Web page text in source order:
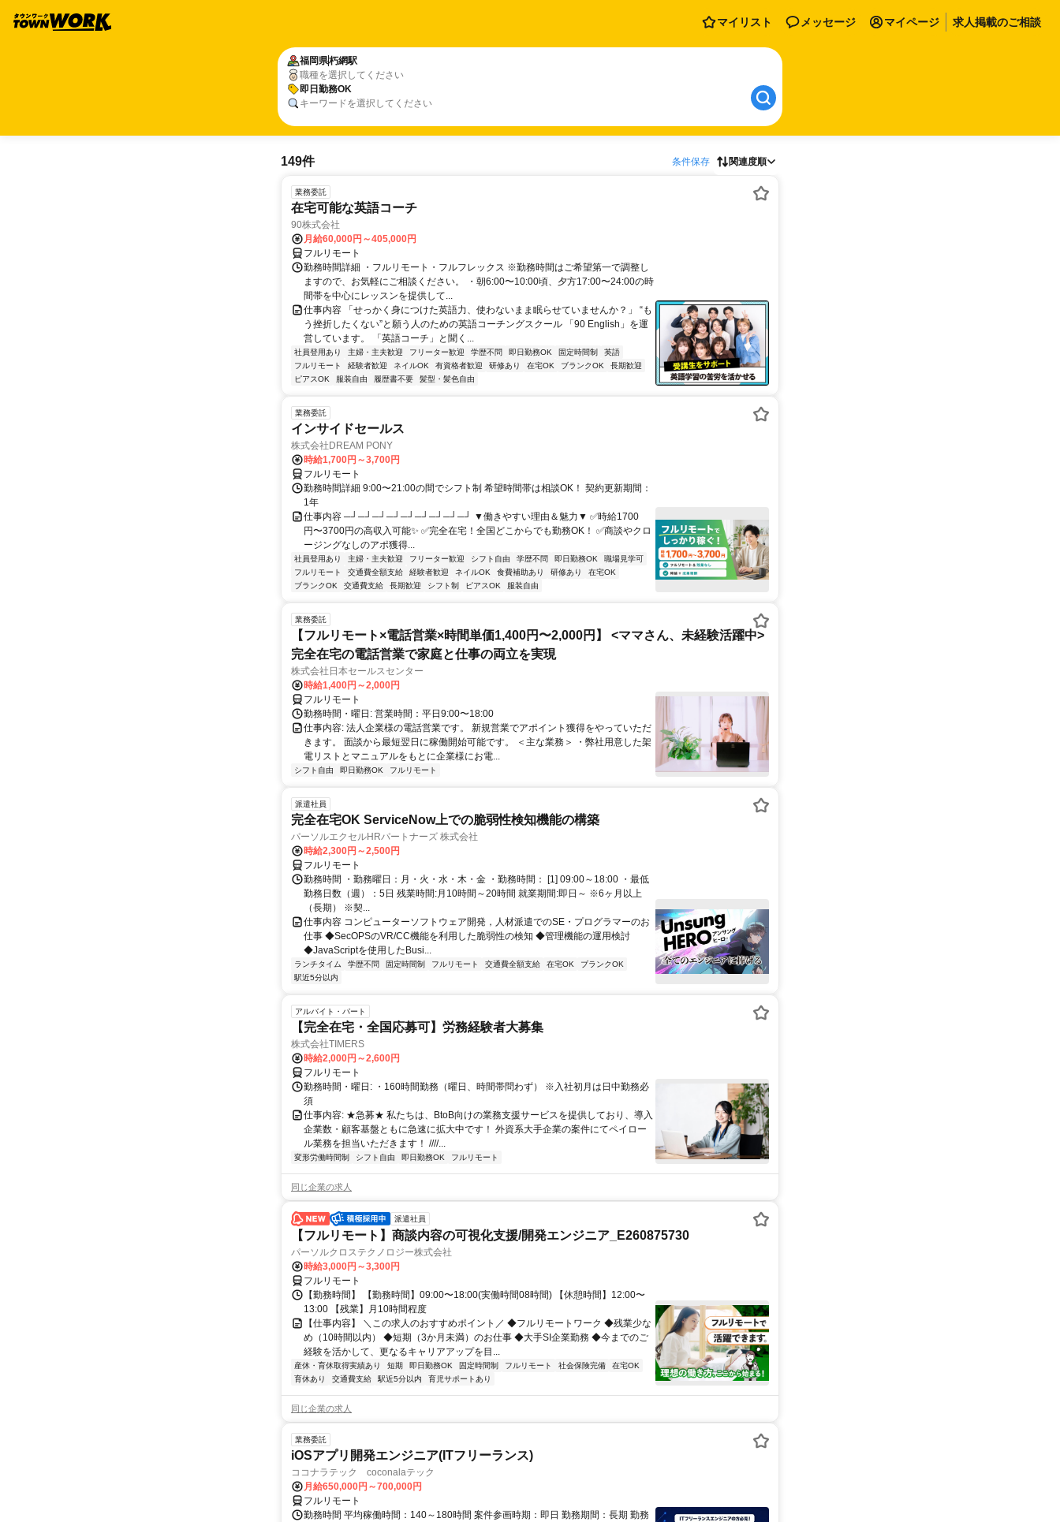
マイリスト メッセージ マイページ 求人掲載のご相談
福岡県朽網駅
職種を選択してください
即日勤務OK
キーワードを選択してください
149件 条件保存 関連度順
業務委託
在宅可能な英語コーチ
90株式会社
月給60,000円～405,000円
フルリモート
勤務時間詳細 ・フルリモート・フルフレックス ※勤務時間はご希望第一で調整し
ますので、お気軽にご相談ください。 ・朝6:00〜10:00頃、夕方17:00〜24:00の時
間帯を中心にレッスンを提供して...
仕事内容 「せっかく身につけた英語力、使わないまま眠らせていませんか？」 “も
う挫折したくない”と願う人のための英語コーチングスクール 「90 English」を運
営しています。 「英語コーチ」と聞く...
社員登用あり 主婦・主夫歓迎 フリーター歓迎 学歴不問 即日勤務OK 固定時間制
英語
フルリモート
経験者歓迎 ネイルOK 有資格者歓迎 研修あり 在宅OK ブランクOK
長期歓迎
ピアスOK
服装自由 履歴書不要 髪型・髪色自由
業務委託
インサイドセールス
株式会社DREAM PONY
時給1,700円～3,700円
フルリモート
勤務時間詳細 9:00〜21:00の間でシフト制 希望時間帯は相談OK！ 契約更新期間：
1年
仕事内容 ─┘─┘─┘─┘─┘─┘─┘─┘─┘ ▼働きやすい理由＆魅力▼ ✅時給1700
円〜3700円の高収入可能✨ ✅完全在宅！全国どこからでも勤務OK！ ✅商談やクロ
ージングなしのアポ獲得...
社員登用あり 主婦・主夫歓迎 フリーター歓迎 シフト自由 学歴不問 即日勤務OK
職場見学可
フルリモート
交通費全額支給 経験者歓迎 ネイルOK 食費補助あり 研修あり
在宅OK
ブランクOK
交通費支給 長期歓迎 シフト制 ピアスOK 服装自由
業務委託
【フルリモート×電話営業×時間単価1,400円〜2,000円】 <ママさん、未経験活躍中>
完全在宅の電話営業で家庭と仕事の両立を実現
株式会社日本セールスセンター
時給1,400円～2,000円
フルリモート
勤務時間・曜日: 営業時間：平日9:00〜18:00
仕事内容: 法人企業様の電話営業です。 新規営業でアポイント獲得をやっていただ
きます。 面談から最短翌日に稼働開始可能です。 ＜主な業務＞ ・弊社用意した架
電リストとマニュアルをもとに企業様にお電...
シフト自由 即日勤務OK フルリモート
派遣社員
完全在宅OK ServiceNow上での脆弱性検知機能の構築
パーソルエクセルHRパートナーズ 株式会社
時給2,300円～2,500円
フルリモート
勤務時間 ・勤務曜日：月・火・水・木・金 ・勤務時間： [1] 09:00～18:00 ・最低
勤務日数（週）：5日 残業時間:月10時間～20時間 就業期間:即日～ ※6ヶ月以上
（長期） ※契...
仕事内容 コンピューターソフトウェア開発，人材派遣でのSE・プログラマーのお
仕事 ◆SecOPSのVR/CC機能を利用した脆弱性の検知 ◆管理機能の運用検討
◆JavaScriptを使用したBusi...
ランチタイム 学歴不問 固定時間制 フルリモート 交通費全額支給 在宅OK
ブランクOK
駅近5分以内
アルバイト・パート
【完全在宅・全国応募可】労務経験者大募集
株式会社TIMERS
時給2,000円～2,600円
フルリモート
勤務時間・曜日: ・160時間勤務（曜日、時間帯問わず） ※入社初月は日中勤務必
須
仕事内容: ★急募★ 私たちは、BtoB向けの業務支援サービスを提供しており、導入
企業数・顧客基盤ともに急速に拡大中です！ 外資系大手企業の案件にてペイロー
ル業務を担当いただきます！ ////...
変形労働時間制 シフト自由 即日勤務OK フルリモート
同じ企業の求人
派遣社員
【フルリモート】商談内容の可視化支援/開発エンジニア_E260875730
パーソルクロステクノロジー株式会社
時給3,000円～3,300円
フルリモート
【勤務時間】 【勤務時間】09:00〜18:00(実働時間08時間) 【休憩時間】12:00〜
13:00 【残業】月10時間程度
【仕事内容】 ＼この求人のおすすめポイント／ ◆フルリモートワーク ◆残業少な
め（10時間以内） ◆短期（3か月未満）のお仕事 ◆大手SI企業勤務 ◆今までのご
経験を活かして、更なるキャリアアップを目...
産休・育休取得実績あり 短期 即日勤務OK 固定時間制 フルリモート 社会保険完備
在宅OK
育休あり
交通費支給 駅近5分以内 育児サポートあり
同じ企業の求人
業務委託
iOSアプリ開発エンジニア(ITフリーランス)
ココナラテック coconalaテック
月給650,000円～700,000円
フルリモート
勤務時間 平均稼働時間：140～180時間 案件参画時期：即日 勤務期間：長期 勤務